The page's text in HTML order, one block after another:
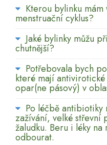
Kterou bylinku
menstruační cyklus?
Jaké bylinky můžu
chutnější?
Potřebovala bych
které mají
opar(ne pásový) v
Po léčbě antibiotiky
zažívání, velké střevní
žaludku. Beru i léky
odbourat.